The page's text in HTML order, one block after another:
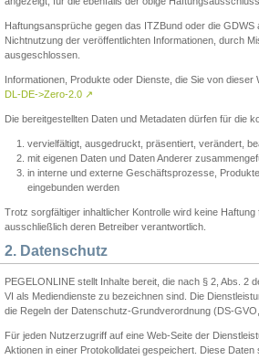
Haftungsansprüche gegen das ITZBund oder die
Nichtnutzung der veröffentlichten Informationen, durch
ausgeschlossen.
Informationen, Produkte oder Dienste, die Sie von
DL-DE->Zero-2.0 ↗
Die bereitgestellten Daten und Metadaten dürfen für die
vervielfältigt, ausgedruckt, präsentiert, verändert,
mit eigenen Daten und Daten Anderer
in interne und externe Geschäftsprozesse,
eingebunden werden
Trotz sorgfältiger inhaltlicher Kontrolle wird keine
ausschließlich deren Betreiber verantwortlich.
2. Datenschutz
PEGELONLINE stellt Inhalte bereit, die nach § 2, Abs.
VI als Mediendienste zu bezeichnen sind. Die
die Regeln der Datenschutz-Grundverordnung (DS-
Für jeden Nutzerzugriff auf eine Web-Seite der
Aktionen in einer Protokolldatei gespeichert. Diese